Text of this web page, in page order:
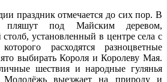
праздник отмечается до сих пор. В
под Майским деревом,
установленный в центре села с
расходятся разноцветные
выбирать Короля и Королеву Мая.
шествия и народные гулянья
Молодёжь выезжает на природу и